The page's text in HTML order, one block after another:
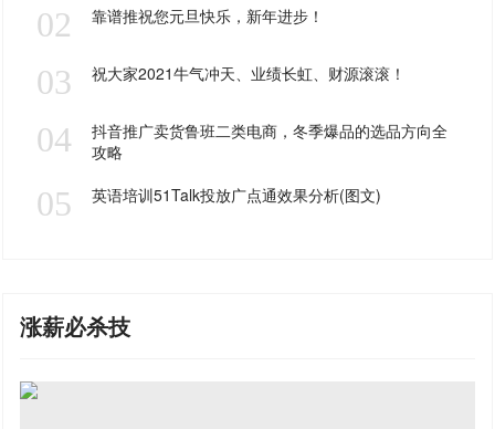
02 靠谱推祝您元旦快乐，新年进步！
03 祝大家2021牛气冲天、业绩长虹、财源滚滚！
04
抖音推广卖货鲁班二类电商，冬季爆品的选品方向全
攻略
05 英语培训51Talk投放广点通效果分析(图文)
涨薪必杀技